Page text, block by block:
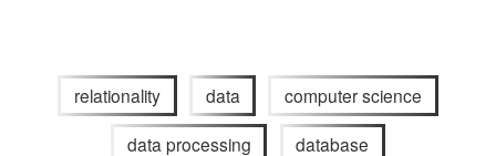
relationality data computer science
data processing database